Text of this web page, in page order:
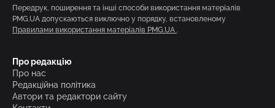
Передрук, поширення та інші способи використання матеріалів
PMG.UA допускаються виключно у порядку, встановленому
Правилами використання матеріалів PMG.UA .
Про редакцію
Про нас
Редакційна політика
Автори та редактори сайту